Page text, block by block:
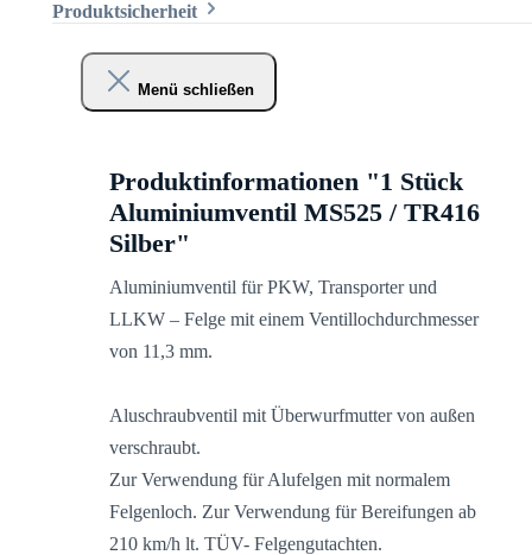
Produktsicherheit
Menü schließen
Produktinformationen "1 Stück
Aluminiumventil MS525 / TR416
Silber"
Aluminiumventil für PKW, Transporter und
LLKW – Felge mit einem Ventillochdurchmesser
von 11,3 mm.
Aluschraubventil mit Überwurfmutter von außen
verschraubt.
Zur Verwendung für Alufelgen mit normalem
Felgenloch. Zur Verwendung für Bereifungen ab
210 km/h lt. TÜV- Felgengutachten.